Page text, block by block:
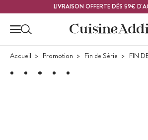
LIVRAISON OFFERTE DÈS 59€
Accueil Promotion Fin de Série FIN